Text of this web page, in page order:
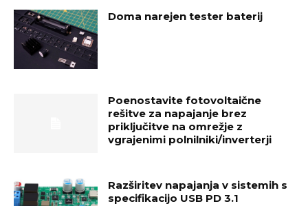
Doma narejen tester baterij
Poenostavite fotovoltaične
rešitve za napajanje brez
priključitve na omrežje z
vgrajenimi polnilniki/inverterji
Razširitev napajanja v sistemih s
specifikacijo USB PD 3.1